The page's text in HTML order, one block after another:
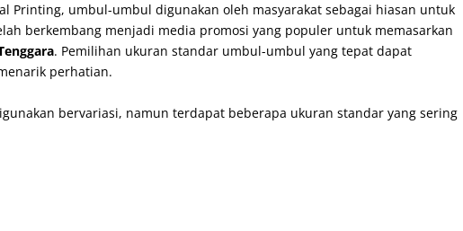
Printing, umbul-umbul digunakan oleh masyarakat sebagai hiasan untuk
berkembang menjadi media promosi yang populer untuk memasarkan
. Pemilihan ukuran standar umbul-umbul yang tepat dapat
perhatian.
bervariasi, namun terdapat beberapa ukuran standar yang sering